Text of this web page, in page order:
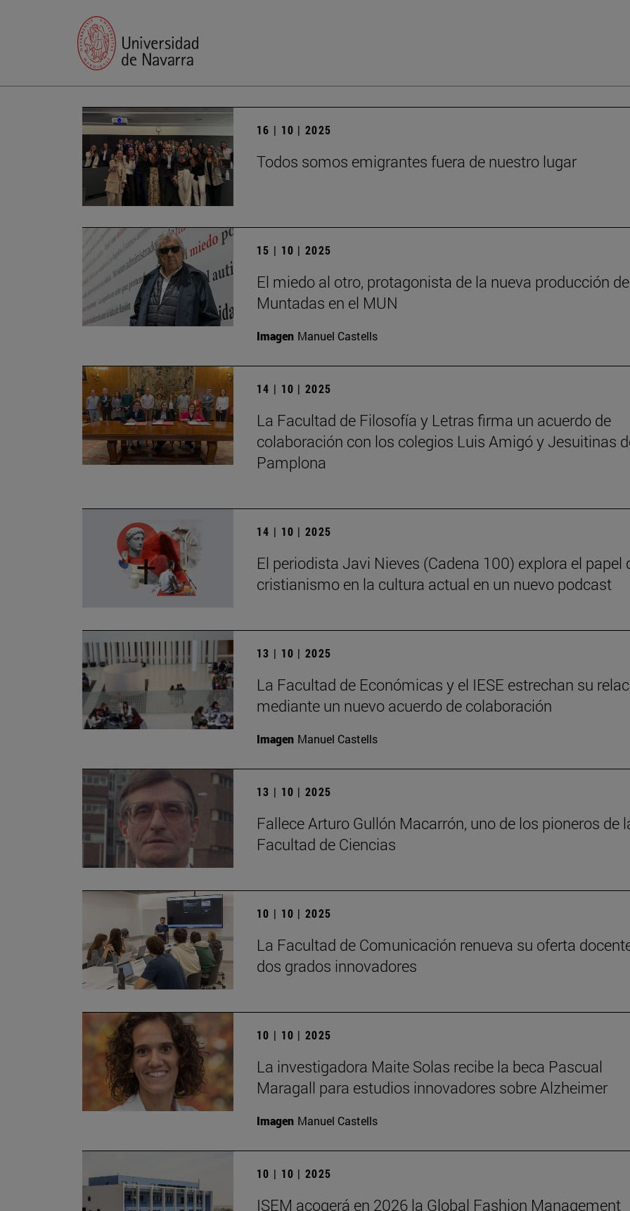
16 | 10 | 2025
Todos somos emigrantes fuera de nuestro lugar
15 | 10 | 2025
El miedo al otro, protagonista de la nueva producción de
Muntadas en el MUN
Imagen Manuel Castells
14 | 10 | 2025
La Facultad de Filosofía y Letras firma un acuerdo de
colaboración con los colegios Luis Amigó y Jesuitinas
Pamplona
14 | 10 | 2025
El periodista Javi Nieves (Cadena 100) explora el papel
cristianismo en la cultura actual en un nuevo podcast
13 | 10 | 2025
La Facultad de Económicas y el IESE estrechan su
mediante un nuevo acuerdo de colaboración
Imagen Manuel Castells
13 | 10 | 2025
Fallece Arturo Gullón Macarrón, uno de los pioneros de
Facultad de Ciencias
10 | 10 | 2025
La Facultad de Comunicación renueva su oferta
dos grados innovadores
10 | 10 | 2025
La investigadora Maite Solas recibe la beca Pascual
Maragall para estudios innovadores sobre Alzheimer
Imagen Manuel Castells
10 | 10 | 2025
ISEM acogerá en 2026 la Global Fashion Management